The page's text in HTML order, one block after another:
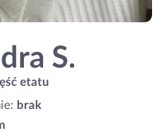
S.
etatu
brak